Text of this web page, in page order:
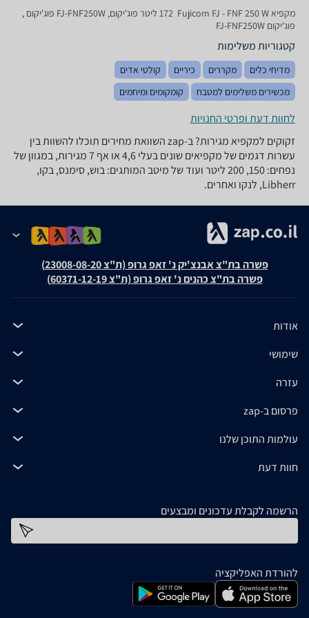
מקפיא Fujicom FJ - FNF 250 W ‏ 172 ‏ליטר פוג'יקום, FJ-FNF250W פוג'יקום ,
פוג'יקום FJ-FNF250W
קטגוריות משלימות
מדיחי כלים מקררים כיריים
קולטי אדים
מכשירים משלימים למטבח
קומקומים ומיחמים
לחוות דעת ופרטי החנויות
זקוקים למקפיא מגירות? ב-zap השוואת מחירים תוכלו להשוות בין
עשרות דגמים של מקפיאים שונים בעלי 4,6 או אף 7 מגירות, במגוון של
נפחים: 150, 200 ליטר ועוד של מיטב המותגים: בוש, סימנס, בקו,
Libherr, לנקו ואחרים.
פשרה בת"צ אבנצ'יק נ' זאפ גרופ (ת"צ 23008-08-20)
פשרה בת"צ כהנים נ' זאפ גרופ (ת"צ 60371-12-19)
אודות
שימושי
עזרה
פרסום ב-zap
עולמות התוכן שלנו
חוות דעת
הרשמה לקבלת עדכונים ומבצעים
להורדת האפליקציה